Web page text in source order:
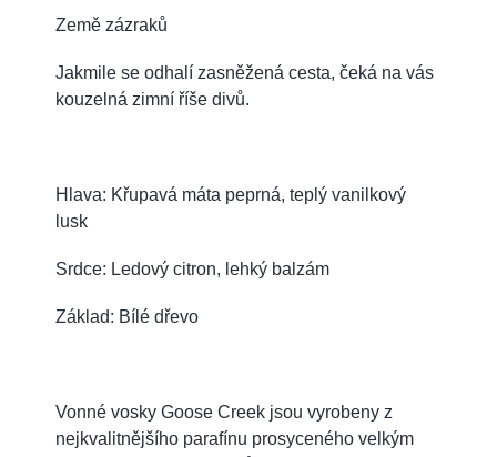
Země zázraků
Jakmile se odhalí zasněžená cesta, čeká na vás
kouzelná zimní říše divů.
Hlava: Křupavá máta peprná, teplý vanilkový
lusk
Srdce: Ledový citron, lehký balzám
Základ: Bílé dřevo
Vonné vosky Goose Creek jsou vyrobeny z
nejkvalitnějšího parafínu prosyceného velkým